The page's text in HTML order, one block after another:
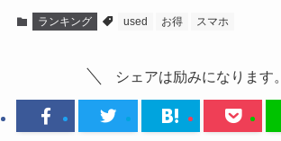
ランキング used お得 スマホ
シェアは励みになります。